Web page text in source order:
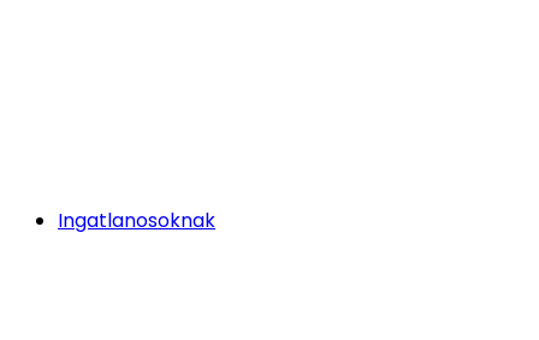
Ingatlanosoknak